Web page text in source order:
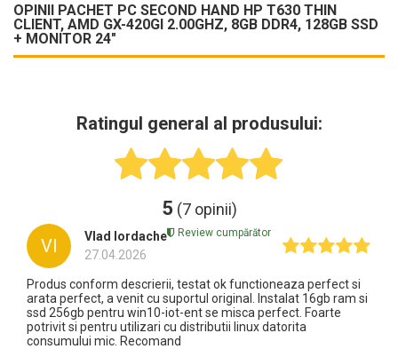
OPINII PACHET PC SECOND HAND HP T630 THIN
CLIENT, AMD GX-420GI 2.00GHZ, 8GB DDR4, 128GB SSD
+ MONITOR 24"
Ratingul general al produsului:
5 (7 opinii)
VI
Vlad Iordache
27.04.2026
Review cumpărător
Produs conform descrierii, testat ok functioneaza perfect si
arata perfect, a venit cu suportul original. Instalat 16gb ram si
ssd 256gb pentru win10-iot-ent se misca perfect. Foarte
potrivit si pentru utilizari cu distributii linux datorita
consumului mic. Recomand